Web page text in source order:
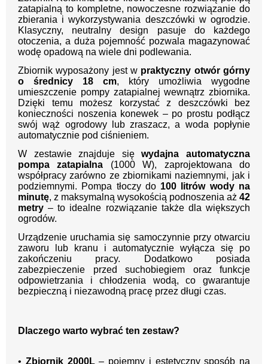
zatapialną to kompletne, nowoczesne rozwiązanie do
zbierania i wykorzystywania deszczówki w ogrodzie.
Klasyczny, neutralny design pasuje do każdego
otoczenia, a duża pojemność pozwala magazynować
wodę opadową na wiele dni podlewania.
Zbiornik wyposażony jest w praktyczny otwór górny
o średnicy 18 cm, który umożliwia wygodne
umieszczenie pompy zatapialnej wewnątrz zbiornika.
Dzięki temu możesz korzystać z deszczówki bez
konieczności noszenia konewek – po prostu podłącz
swój wąż ogrodowy lub zraszacz, a woda popłynie
automatycznie pod ciśnieniem.
W zestawie znajduje sięwydajna automatyczna
pompa zatapialna (1000 W), zaprojektowana do
współpracy zarówno ze zbiornikami naziemnymi, jak i
podziemnymi. Pompa tłoczy do 100 litrów wody na
minutę, z maksymalną wysokością podnoszenia aż 42
metry – to idealne rozwiązanie także dla większych
ogrodów.
Urządzenie uruchamia się samoczynnie przy otwarciu
zaworu lub kranu i automatycznie wyłącza się po
zakończeniu pracy. Dodatkowo posiada
zabezpieczenie przed suchobiegiem oraz funkcje
odpowietrzania i chłodzenia wodą, co gwarantuje
bezpieczną i niezawodną pracę przez długi czas.
Dlaczego warto wybrać ten zestaw?
• Zbiornik 2000L– pojemny i estetyczny sposób na